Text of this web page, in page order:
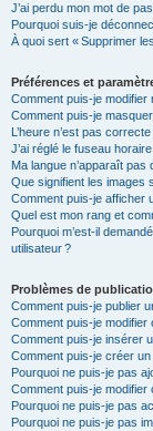
J’ai perdu mon mot de
Pourquoi suis-je
À quoi sert « Supprimer
Préférences et
Comment puis-je modifier
Comment puis-je
L’heure n’est pas correcte
J’ai réglé le fuseau
Ma langue n’apparaît pas
Que signifient les images
Comment puis-je afficher
Quel est mon rang et
Pourquoi m’est-il
utilisateur ?
Problèmes de
Comment puis-je publier
Comment puis-je
Comment puis-je insérer
Comment puis-je créer un
Pourquoi ne puis-je pas
Comment puis-je modifier
Pourquoi ne puis-je pas
Pourquoi ne puis-je pas